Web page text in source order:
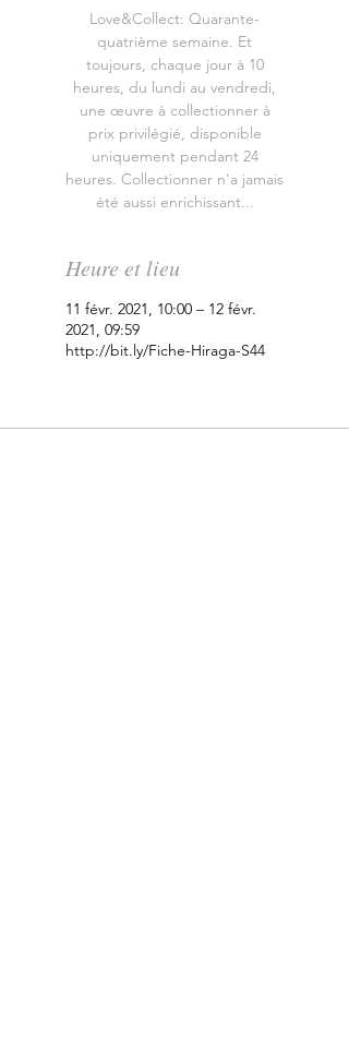
Love&Collect: Quarante-
quatrième semaine. Et
toujours, chaque jour à 10
heures, du lundi au vendredi,
une œuvre à collectionner à
prix privilégié, disponible
uniquement pendant 24
heures. Collectionner n'a jamais
été aussi enrichissant...
Heure et lieu
11 févr. 2021, 10:00 – 12 févr.
2021, 09:59
http://bit.ly/Fiche-Hiraga-S44